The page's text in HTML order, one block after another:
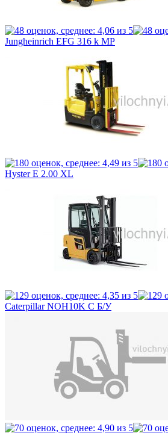
Jungheinrich EFG 316 k MP
Hyster E 2.00 XL
Caterpillar NOH10K C Б/У